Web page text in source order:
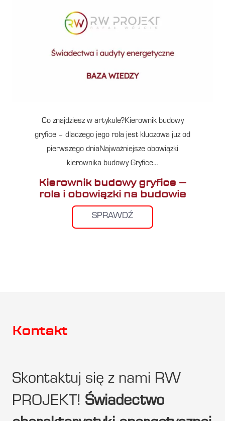
Co znajdziesz w artykule?Kierownik budowy
gryfice – dlaczego jego rola jest kluczowa już od
pierwszego dniaNajważniejsze obowiązki
kierownika budowy Gryfice…
Kierownik budowy gryfice –
rola i obowiązki na budowie
SPRAWDŹ
Kontakt
Skontaktuj się z nami RW
PROJEKT! Świadectwo